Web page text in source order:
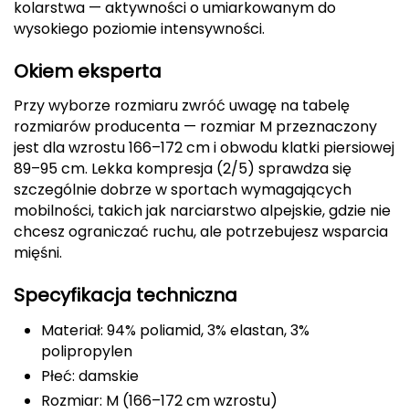
ENERO PRO
Elmer by Swany
Extremities
F
FASHY
Fjord Nansen
GIVOVA
GSI Outdoors
kolarstwa — aktywności o umiarkowanym do
wysokiego poziomie intensywności.
Okiem eksperta
Przy wyborze rozmiaru zwróć uwagę na tabelę
rozmiarów producenta — rozmiar M przeznaczony
jest dla wzrostu 166–172 cm i obwodu klatki piersiowej
89–95 cm. Lekka kompresja (2/5) sprawdza się
szczególnie dobrze w sportach wymagających
mobilności, takich jak narciarstwo alpejskie, gdzie nie
chcesz ograniczać ruchu, ale potrzebujesz wsparcia
mięśni.
Specyfikacja techniczna
Materiał: 94% poliamid, 3% elastan, 3%
polipropylen
Płeć: damskie
Rozmiar: M (166–172 cm wzrostu)